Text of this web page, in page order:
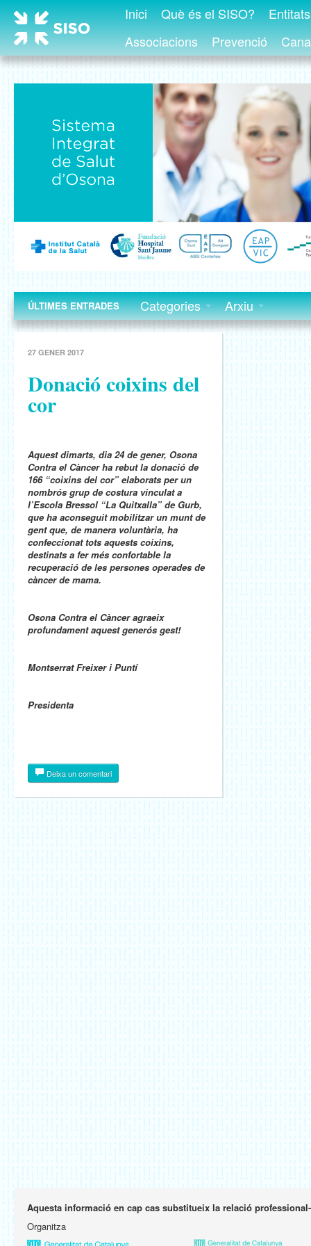
Inici Què és el SISO?
Associacions
Prevenció
ÚLTIMES ENTRADES Categories Arxiu
27 GENER 2017
Donació coixins del
cor
Aquest dimarts, dia 24 de gener, Osona
Contra el Càncer ha rebut la donació de
166 “coixins del cor” elaborats per un
nombrós grup de costura vinculat a
l’Escola Bressol “La Quitxalla” de Gurb,
que ha aconseguit mobilitzar un munt de
gent que, de manera voluntària, ha
confeccionat tots aquests coixins,
destinats a fer més confortable la
recuperació de les persones operades de
càncer de mama.
Osona Contra el Càncer agraeix
profundament aquest generós gest!
Montserrat Freixer i Puntí
Presidenta
Deixa un comentari
Aquesta informació en cap cas substitueix la relació
Organitza